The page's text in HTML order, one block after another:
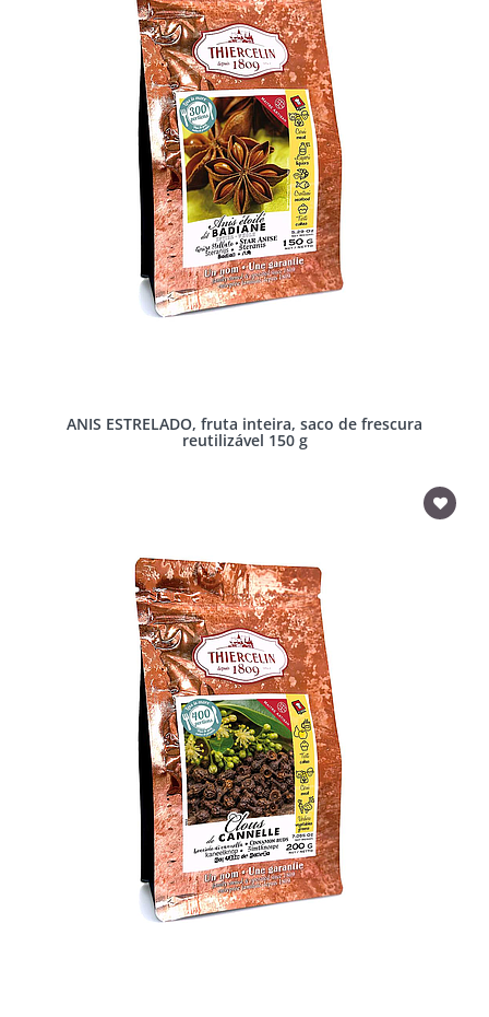
ANIS ESTRELADO, fruta inteira, saco de frescura
reutilizável 150 g